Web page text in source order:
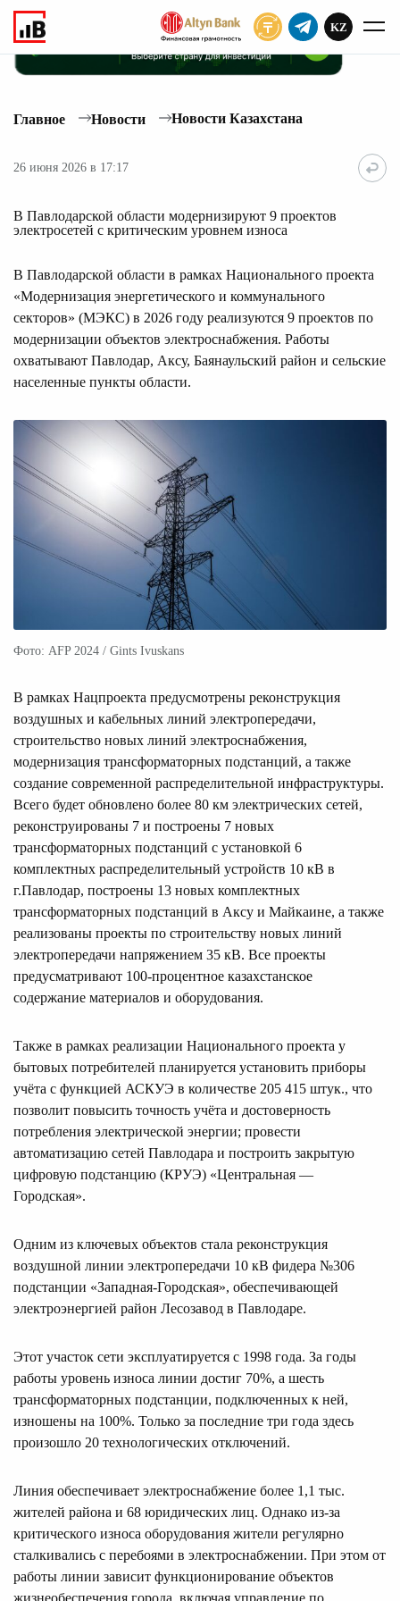
KZ
Главное Новости Новости Казахстана
26 июня 2026 в 17:17
В Павлодарской области модернизируют 9 проектов
электросетей с критическим уровнем износа
В Павлодарской области в рамках Национального проекта
«Модернизация энергетического и коммунального
секторов» (МЭКС) в 2026 году реализуются 9 проектов по
модернизации объектов электроснабжения. Работы
охватывают Павлодар, Аксу, Баянаульский район и сельские
населенные пункты области.
Фото: AFP 2024 / Gints Ivuskans
В рамках Нацпроекта предусмотрены реконструкция
воздушных и кабельных линий электропередачи,
строительство новых линий электроснабжения,
модернизация трансформаторных подстанций, а также
создание современной распределительной инфраструктуры.
Всего будет обновлено более 80 км электрических сетей,
реконструированы 7 и построены 7 новых
трансформаторных подстанций с установкой 6
комплектных распределительный устройств 10 кВ в
г.Павлодар, построены 13 новых комплектных
трансформаторных подстанций в Аксу и Майкаине, а также
реализованы проекты по строительству новых линий
электропередачи напряжением 35 кВ. Все проекты
предусматривают 100-процентное казахстанское
содержание материалов и оборудования.
Также в рамках реализации Национального проекта у
бытовых потребителей планируется установить приборы
учёта с функцией АСКУЭ в количестве 205 415 штук., что
позволит повысить точность учёта и достоверность
потребления электрической энергии; провести
автоматизацию сетей Павлодара и построить закрытую
цифровую подстанцию (КРУЭ) «Центральная —
Городская».
Одним из ключевых объектов стала реконструкция
воздушной линии электропередачи 10 кВ фидера №306
подстанции «Западная-Городская», обеспечивающей
электроэнергией район Лесозавод в Павлодаре.
Этот участок сети эксплуатируется с 1998 года. За годы
работы уровень износа линии достиг 70%, а шесть
трансформаторных подстанции, подключенных к ней,
изношены на 100%. Только за последние три года здесь
произошло 20 технологических отключений.
Линия обеспечивает электроснабжение более 1,1 тыс.
жителей района и 68 юридических лиц. Однако из-за
критического износа оборудования жители регулярно
сталкивались с перебоями в электроснабжении. При этом от
работы линии зависит функционирование объектов
жизнеобеспечения города, включая управление по